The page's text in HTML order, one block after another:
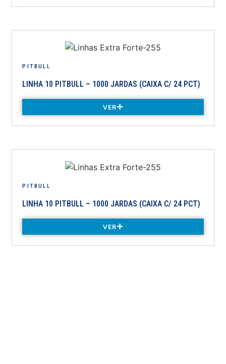
PITBULL
LINHA 10 PITBULL – 1000 JARDAS (CAIXA C/ 24 PCT)
VER
PITBULL
LINHA 10 PITBULL – 1000 JARDAS (CAIXA C/ 24 PCT)
VER